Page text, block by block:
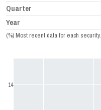
(%) Most recent data for each security.
Quarter
Year
14